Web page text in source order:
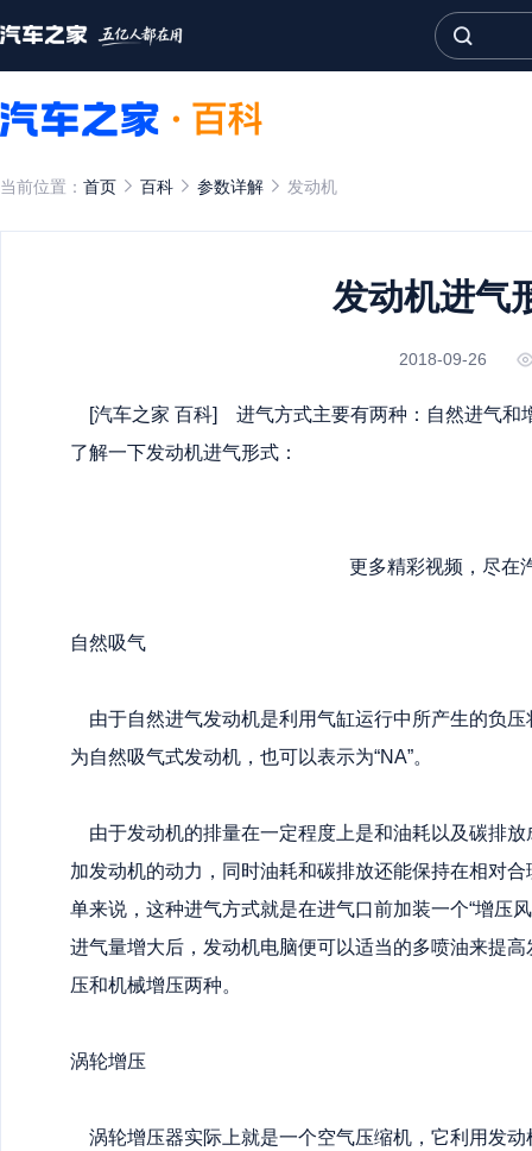
当前位置： 首页 百科 参数详解 发动机
发动机进气
2018-09-26
[汽车之家 百科] 进气方式主要有两种：自然进气和
了解一下发动机进气形式：
更多精彩视频，尽在
自然吸气
由于自然进气发动机是利用气缸运行中所产生的负
为自然吸气式发动机，也可以表示为“NA”。
由于发动机的排量在一定程度上是和油耗以及碳排
加发动机的动力，同时油耗和碳排放还能保持在相对
单来说，这种进气方式就是在进气口前加装一个“增压
进气量增大后，发动机电脑便可以适当的多喷油来提
压和机械增压两种。
涡轮增压
涡轮增压器实际上就是一个空气压缩机，它利用发